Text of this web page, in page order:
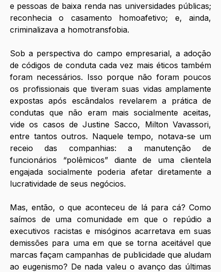
e pessoas de baixa renda nas universidades públicas;
reconhecia o casamento homoafetivo; e, ainda,
criminalizava a homotransfobia.
Sob a perspectiva do campo empresarial, a adoção
de códigos de conduta cada vez mais éticos também
foram necessários. Isso porque não foram poucos
os profissionais que tiveram suas vidas amplamente
expostas após escândalos revelarem a prática de
condutas que não eram mais socialmente aceitas,
vide os casos de Justine Sacco, Milton Vavassori,
entre tantos outros. Naquele tempo, notava-se um
receio das companhias: a manutenção de
funcionários “polêmicos” diante de uma clientela
engajada socialmente poderia afetar diretamente a
lucratividade de seus negócios.
Mas, então, o que aconteceu de lá para cá? Como
saímos de uma comunidade em que o repúdio a
executivos racistas e misóginos acarretava em suas
demissões para uma em que se torna aceitável que
marcas façam campanhas de publicidade que aludam
ao eugenismo? De nada valeu o avanço das últimas